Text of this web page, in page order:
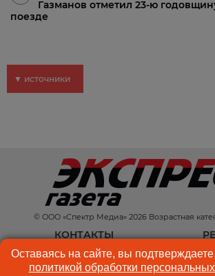
Газманов отметил 23-ю
поезде
▼ источники
© ООО «Спектр Медиа» 2026 Возрастная
КОНТАКТЫ
КУКИ-ФАЙЛЫ
СОГЛАШЕНИЕ
Оставаясь на сайте, вы подтверждаете
политикой обработки